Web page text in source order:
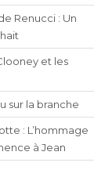
Renucci : Un
et les
sur la branche
: L’hommage
à Jean